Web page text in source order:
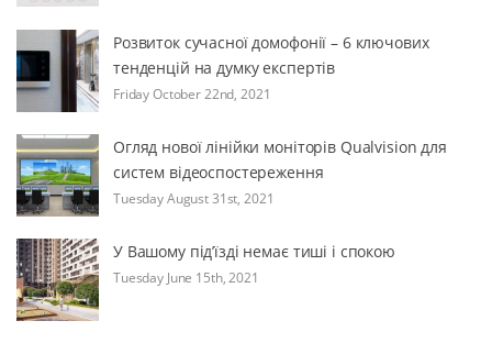
Розвиток сучасної домофонії – 6 ключових
тенденцій на думку експертів
Friday October 22nd, 2021
Огляд нової лінійки моніторів Qualvision для
систем відеоспостереження
Tuesday August 31st, 2021
У Вашому під’їзді немає тиші і спокою
Tuesday June 15th, 2021